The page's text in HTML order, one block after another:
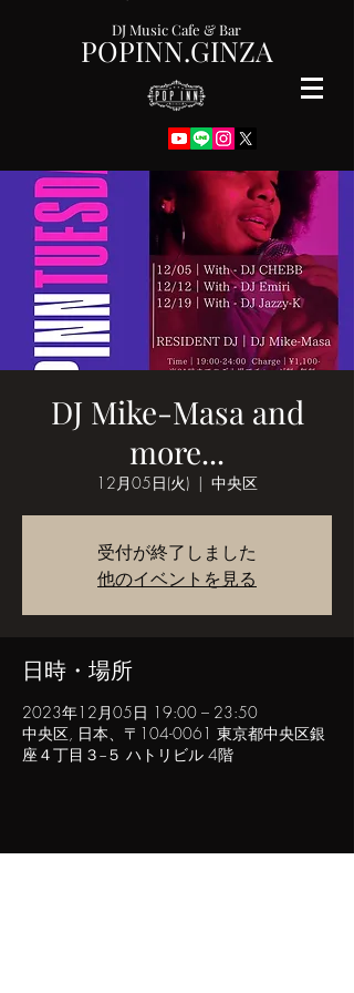
POPINN.GINZA
DJ Music Cafe & Bar
DJ Mike-Masa and
more...
12月05日(火)
  |
中央区
受付が終了しました
他のイベントを見る
日時・場所
2023年12月05日 19:00 – 23:50
中央区, 日本、〒104-0061 東京都中央区銀
座４丁目３−５ ハトリビル 4階